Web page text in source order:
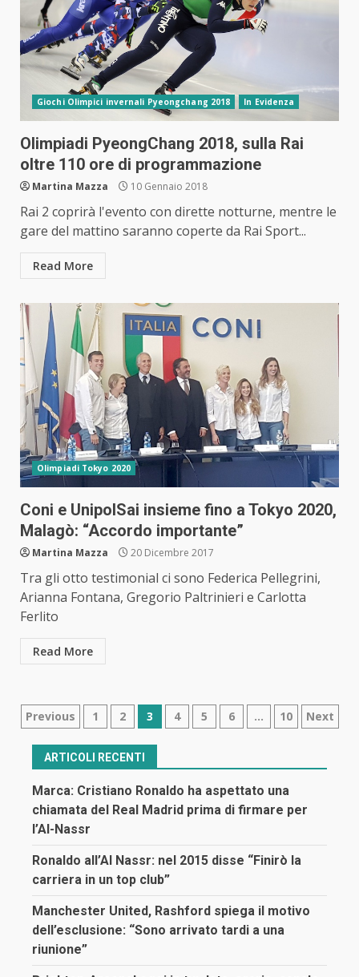
Giochi Olimpici invernali Pyeongchang 2018 In Evidenza
Olimpiadi PyeongChang 2018, sulla Rai
oltre 110 ore di programmazione
Martina Mazza 10 Gennaio 2018
Rai 2 coprirà l'evento con dirette notturne, mentre le
gare del mattino saranno coperte da Rai Sport...
Read More
Olimpiadi Tokyo 2020
Coni e UnipolSai insieme fino a Tokyo 2020,
Malagò: “Accordo importante”
Martina Mazza 20 Dicembre 2017
Tra gli otto testimonial ci sono Federica Pellegrini,
Arianna Fontana, Gregorio Paltrinieri e Carlotta
Ferlito
Read More
Navigazione
articoli
Previous 1 2 3 4 5 6 … 10 Next
ARTICOLI RECENTI
Marca: Cristiano Ronaldo ha aspettato una
chiamata del Real Madrid prima di firmare per
l’Al-Nassr
Ronaldo all’Al Nassr: nel 2015 disse “Finirò la
carriera in un top club”
Manchester United, Rashford spiega il motivo
dell’esclusione: “Sono arrivato tardi a una
riunione”